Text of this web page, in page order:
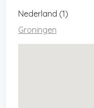
Nederland (1)
Groningen